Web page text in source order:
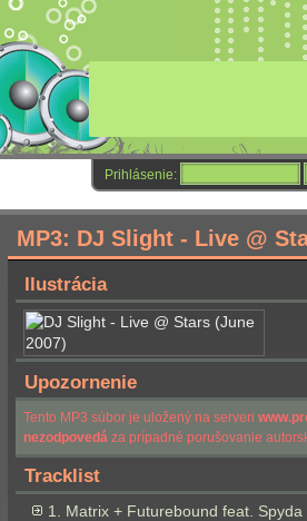
Prihlásenie:
MP3: DJ Slight - Live @
Ilustrácia
Upozornenie
Tento MP3 súbor je uložený na serveri
nezodpovedá za prípadné porušovanie
Tracklist
1. Matrix + Futurebound feat.